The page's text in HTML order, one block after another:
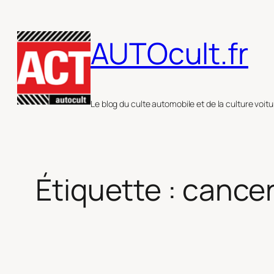
au
contenu
AUTOcult.fr
Le blog du culte automobile et de la culture
Étiquette :